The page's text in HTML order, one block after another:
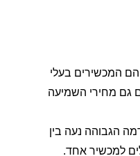
הם המכשירים בעלי
גם מחירי השמיעה
הגבוהה נעה בין